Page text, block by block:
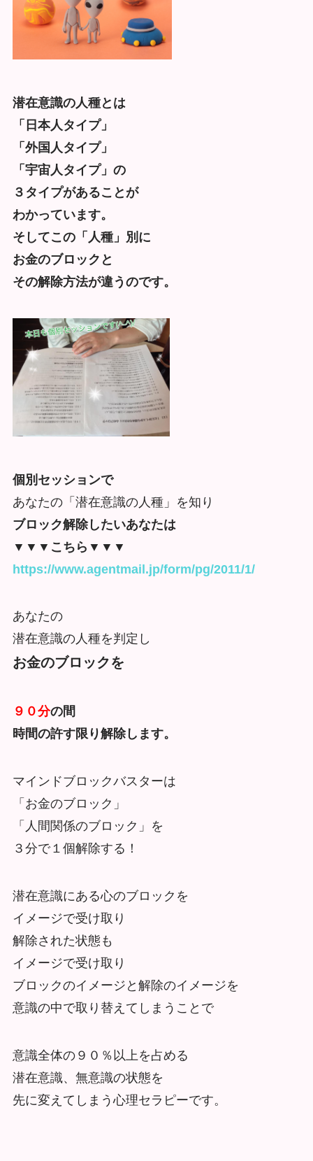
潜在意識の人種とは
「日本人タイプ」
「外国人タイプ」
「宇宙人タイプ」の
３タイプがあることが
わかっています。
そしてこの「人種」別に
お金のブロックと
その解除方法が違うのです。
個別セッションで
あなたの「潜在意識の人種」を知り
ブロック解除したいあなたは
▼▼▼こちら▼▼▼
https://www.agentmail.jp/form/pg/2011/1/
あなたの
潜在意識の人種を判定し
お金のブロックを
９０分の間
時間の許す限り解除します。
マインドブロックバスターは
「お金のブロック」
「人間関係のブロック」を
３分で１個解除する！
潜在意識にある心のブロックを
イメージで受け取り
解除された状態も
イメージで受け取り
ブロックのイメージと解除のイメージを
意識の中で取り替えてしまうことで
意識全体の９０％以上を占める
潜在意識、無意識の状態を
先に変えてしまう心理セラピーです。